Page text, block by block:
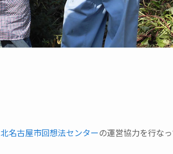
北名古屋市回想法センターの運営協力を行なっ